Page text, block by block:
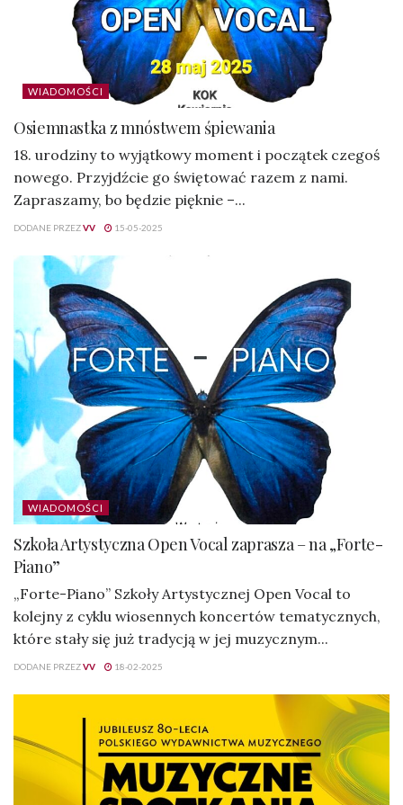
WIADOMOŚCI
Osiemnastka z mnóstwem śpiewania
18. urodziny to wyjątkowy moment i początek czegoś
nowego. Przyjdźcie go świętować razem z nami.
Zapraszamy, bo będzie pięknie –...
DODANE PRZEZVV 15-05-2025
WIADOMOŚCI
Szkoła Artystyczna Open Vocal zaprasza – na „Forte-
Piano”
„Forte-Piano” Szkoły Artystycznej Open Vocal to
kolejny z cyklu wiosennych koncertów tematycznych,
które stały się już tradycją w jej muzycznym...
DODANE PRZEZVV 18-02-2025